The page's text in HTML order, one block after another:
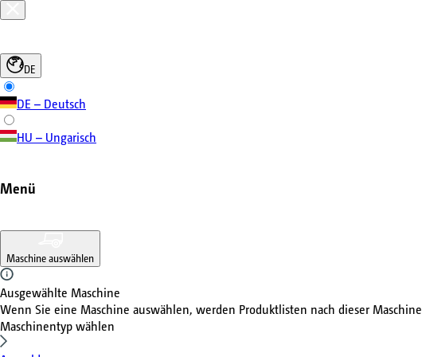
DE
DE – Deutsch
HU – Ungarisch
Menü
Maschine auswählen
Ausgewählte Maschine
Wenn Sie eine Maschine auswählen, werden Produktlisten nach dieser Maschine
Maschinentyp wählen